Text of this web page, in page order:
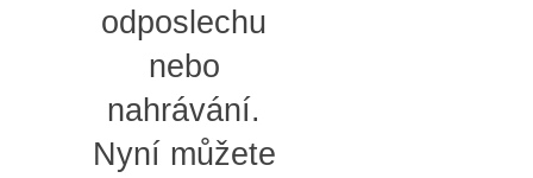
odposlechu
nebo
nahrávání.
Nyní můžete